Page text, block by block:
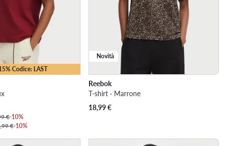
Codice: LAST
€-10%
€-10%
Novità
Reebok
T-shirt · Marrone
18,99€